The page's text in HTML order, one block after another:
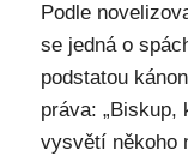
Podle
se jedná o
podstatou
práva: „Biskup,
vysvětí někoho